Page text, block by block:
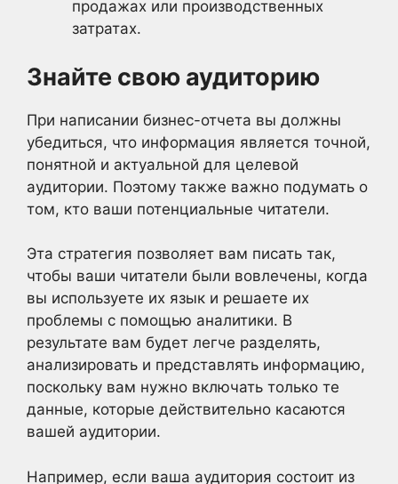
продажах или производственных
затратах.
Знайте свою аудиторию
При написании бизнес-отчета вы должны
убедиться, что информация является точной,
понятной и актуальной для целевой
аудитории. Поэтому также важно подумать о
том, кто ваши потенциальные читатели.
Эта стратегия позволяет вам писать так,
чтобы ваши читатели были вовлечены, когда
вы используете их язык и решаете их
проблемы с помощью аналитики. В
результате вам будет легче разделять,
анализировать и представлять информацию,
поскольку вам нужно включать только те
данные, которые действительно касаются
вашей аудитории.
Например, если ваша аудитория состоит из